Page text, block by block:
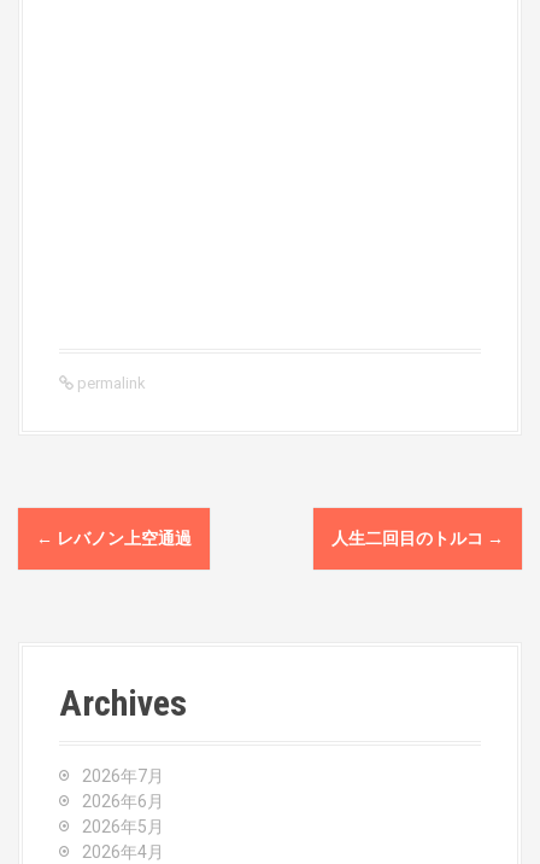
permalink
P
o
← レバノン上空通過 人生二回目のトルコ →
Archives
2026年7月
2026年6月
2026年5月
2026年4月